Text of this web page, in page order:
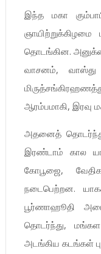
இந்த மகா
தொடங்கின.
வாசனம்,
ஆரம்பமாகி, இரவு
அதனைத்
இரண்டாம் கால
கோபூஜை,
நடைபெற்றன.
பூர்ணாஹூதி
தொடர்ந்து,
அடங்கிய கடங்கள்